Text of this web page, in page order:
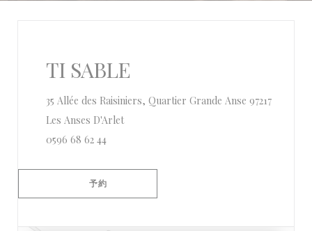
TI SABLE
35 Allée des Raisiniers, Quartier Grande Anse 97217
Les Anses D'Arlet((新しいウィンドウで開きます))
0596 68 62 44
予約